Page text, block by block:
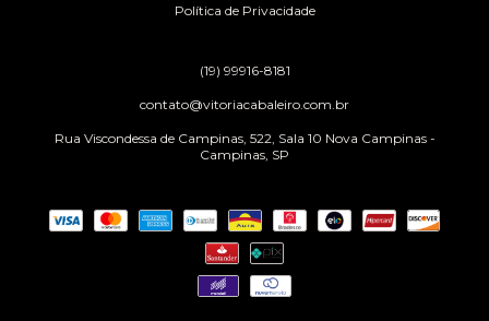
Política de Privacidade
(19) 99916-8181
contato@vitoriacabaleiro.com.br
Rua Viscondessa de Campinas, 522, Sala 10 Nova Campinas -
Campinas, SP